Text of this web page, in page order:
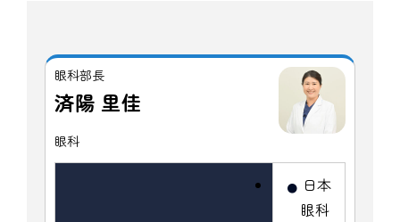
眼科部長
済陽 里佳
眼科
日本
眼科